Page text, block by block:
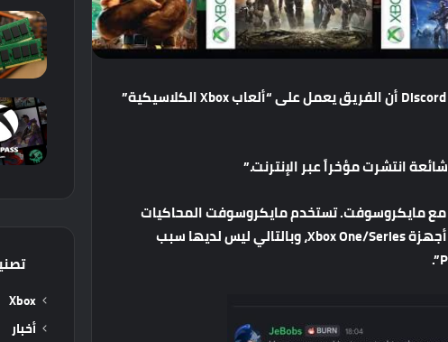
Discord أنالفريقيعملعلى“ألعابXbox الكلاسيكية”
شائعةانتشرتمؤخراًعبرالإنترنت.”
معمايكروسوفت.تستخدممايكروسوفتالمحاكيات
أجهزة ،وبالتاليليسلديهاسبب
Xbox
أخبار